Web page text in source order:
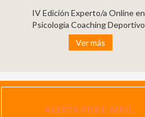
IV Edición Experto/a Online en
Psicología Coaching Deportivo
Ver más
ALERTA POR E-MAIL